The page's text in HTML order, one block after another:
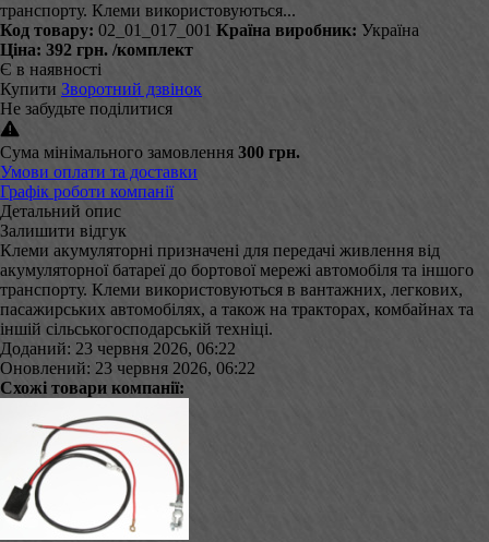
транспорту. Клеми використовуються...
Код товару: 02_01_017_001 Країна виробник: Україна
Ціна: 392 грн. /комплект
Є в наявності
Купити Зворотний дзвінок
Не забудьте поділитися
Сума мінімального замовлення 300 грн.
Умови оплати та доставки
Графік роботи компанії
Детальний опис
Залишити відгук
Клеми акумуляторні призначені для передачі живлення від
акумуляторної батареї до бортової мережі автомобіля та іншого
транспорту. Клеми використовуються в вантажних, легкових,
пасажирських автомобілях, а також на тракторах, комбайнах та
іншій сільськогосподарській техніці.
Доданий: 23 червня 2026, 06:22
Оновлений: 23 червня 2026, 06:22
Схожі товари компанії: